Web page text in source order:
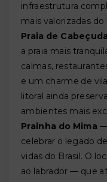
infraestrutura
mais valorizadas
Praia de
a praia mais
calmas,
e um charme de
litoral ainda
ambientes mais
Prainha do Mima —
celebrar o legado de
vidas do Brasil. O
ao labrador — que